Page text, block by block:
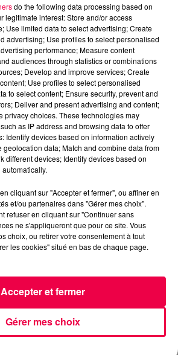
AVEC NATHAN
VOSGES
LE JEU DE L'ANNIVERSAIRE DU
1 min 54 sec
54 sec
JEU DE L'ANNIVERSAIRE DU LUNDI
do the following data processing based on
legitimate interest: Store and/or access
Use limited data to select advertising; Create
advertising; Use profiles to select personalised
performance; Measure content
audiences through statistics or combinations
Develop and improve services; Create
Use profiles to select personalised
to select content; Ensure security, prevent and
Deliver and present advertising and content;
privacy choices. These technologies may
as IP address and browsing data to offer
Identify devices based on information actively
geolocation data; Match and combine data from
different devices; Identify devices based on
cliquant sur "Accepter et fermer", ou affiner en
et/ou partenaires dans "Gérer mes choix".
refuser en cliquant sur "Continuer sans
ne s'appliqueront que pour ce site. Vous
choix, ou retirer votre consentement à tout
les cookies" situé en bas de chaque page.
Gérer mes choix
Accepter et fermer